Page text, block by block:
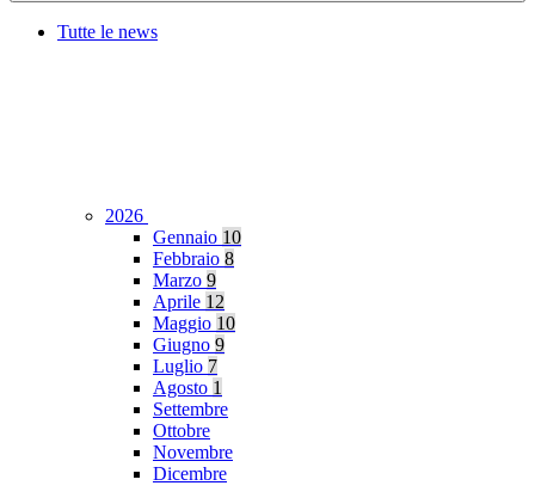
Tutte le news
2026
Gennaio 10
Febbraio 8
Marzo 9
Aprile 12
Maggio 10
Giugno 9
Luglio 7
Agosto 1
Settembre
Ottobre
Novembre
Dicembre